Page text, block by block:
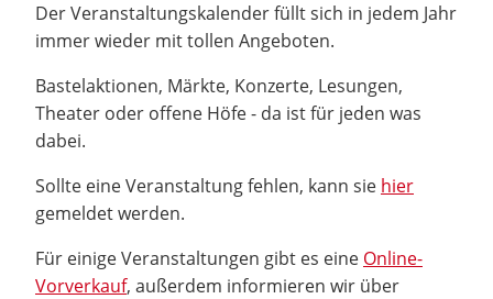
Der Veranstaltungskalender füllt sich in jedem Jahr
immer wieder mit tollen Angeboten.
Bastelaktionen, Märkte, Konzerte, Lesungen,
Theater oder offene Höfe - da ist für jeden was
dabei.
Sollte eine Veranstaltung fehlen, kann sie hier
gemeldet werden.
Für einige Veranstaltungen gibt es eine Online-
Vorverkauf, außerdem informieren wir über